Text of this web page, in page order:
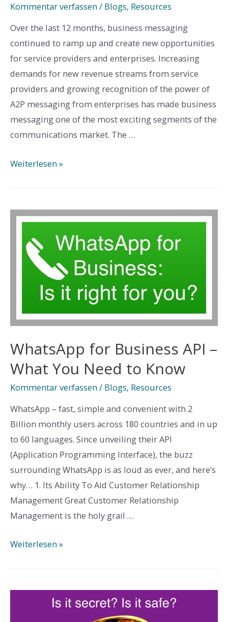
Kommentar verfassen/ Blogs, Resources
Over the last 12 months, business messaging
continued to ramp up and create new opportunities
for service providers and enterprises. Increasing
demands for new revenue streams from service
providers and growing recognition of the power of
A2P messaging from enterprises has made business
messaging one of the most exciting segments of the
communications market. The …
telXira
2022:
Kundenerlebnis
Einfachheit
Business
Messaging
Weiterlesen »
WhatsApp for Business API –
What You Need to Know
Kommentar verfassen/ Blogs, Resources
WhatsApp – fast, simple and convenient with 2
Billion monthly users across 180 countries and in up
to 60 languages. Since unveiling their API
(Application Programming Interface), the buzz
surrounding WhatsApp is as loud as ever, and here’s
why… 1. Its Ability To Aid Customer Relationship
Management Great Customer Relationship
Management is the holy grail …
WhatsApp
API
Weiterlesen »